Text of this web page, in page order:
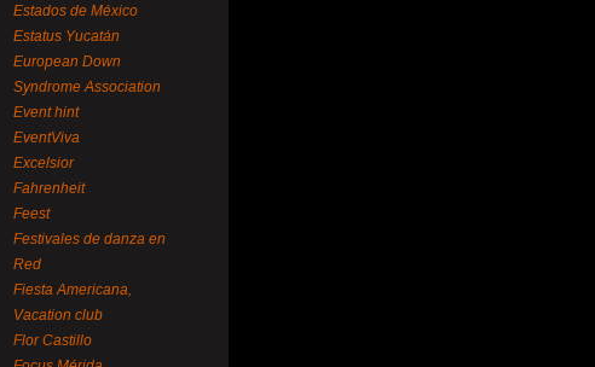
Estados de México
Estatus Yucatán
European Down
Syndrome Association
Event hint
EventViva
Excelsior
Fahrenheit
Feest
Festivales de danza en
Red
Fiesta Americana,
Vacation club
Flor Castillo